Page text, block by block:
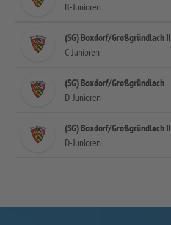
B-Junioren
(SG) Boxdorf/Großgründlach II
C-Junioren
(SG) Boxdorf/Großgründlach
D-Junioren
(SG) Boxdorf/Großgründlach II
D-Junioren